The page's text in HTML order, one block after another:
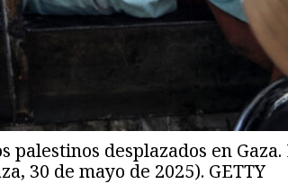
desplazados en
30 de mayo de 2025). GETTY